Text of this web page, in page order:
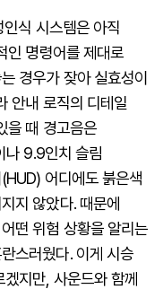
식 시스템은 아직
인 명령어를 제대로
경우가 잦아 실효성이
안내 로직의 디테일
을 때 경고음은
나 9.9인치 슬림
어디에도 붉은색
지 않았다. 때문에
떤 위험 상황을 알리는
스러웠다. 이게 시승
지만, 사운드와 함께